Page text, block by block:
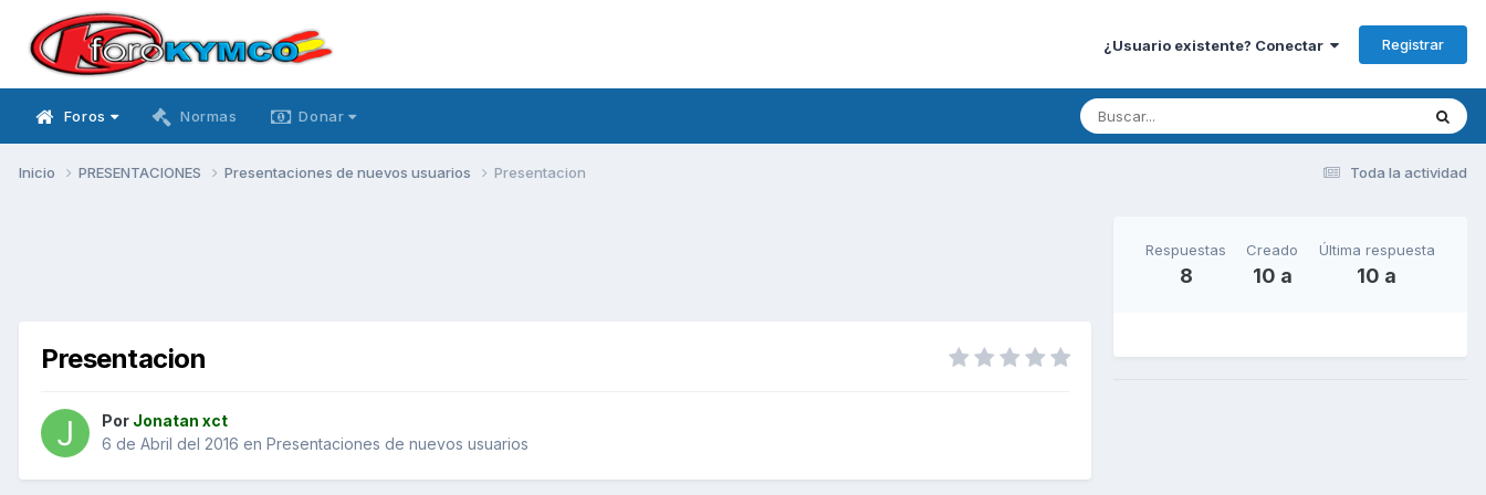
¿Usuario existente? Conectar Registrar
Foros Normas Donar
Toda la actividad
Inicio PRESENTACIONES Presentaciones de nuevos usuarios Presentacion
Presentacion
Por Jonatan xct
6 de Abril del 2016 en Presentaciones de nuevos usuarios
Respuestas
8
Creado
10 a
Última respuesta
10 a